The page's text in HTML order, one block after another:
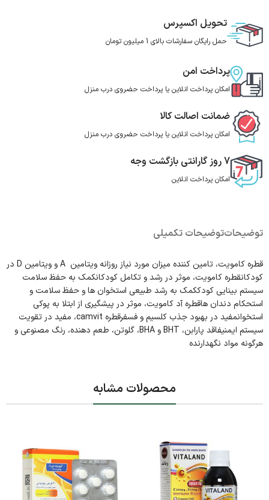
تحویل اکسپرس
حمل رایگان سفارشات بالای 1 میلیون تومان
پرداخت امن
امکان پرداخت انلاین یا پرداخت حضروی درب منزل
ضمانت اصالت کالا
امکان پرداخت انلاین یا پرداخت حضروی درب منزل
7 روز گارانتی بازگشت وجه
امکان پرداخت انلاین
توضیحاتتوضیحات تکمیلی
قطره کامویت، تامین کننده میزان مورد نیاز روزانه ویتامین A و ویتامین D در
کودکانقطره کامویت، موثر در رشد و تکامل کودکانکمک به حفظ سلامت
سیستم بینایی کودککمک به رشد طبیعی استخوان ها و حفظ سلامت و
استحکام دندان هاقطره آد کامویت، موثر در پیشگیری از ابتلا به پوکی
استخوانمفید در بهبود جذب کلسیم و فسفرقطره camvit، مفید در تقویت
سیستم ایمنیفاقد پارابن، BHT و BHA، گلوتن، طعم دهنده، رنگ مصنوعی و
هرگونه مواد نگهدارنده
محصولات مشابه